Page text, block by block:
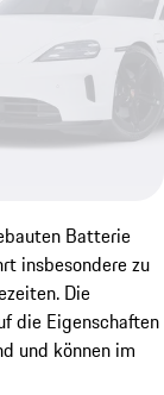
Batterie
insbesondere zu
Die
die Eigenschaften
und können im